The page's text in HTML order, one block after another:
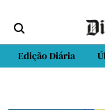
Edição Diária